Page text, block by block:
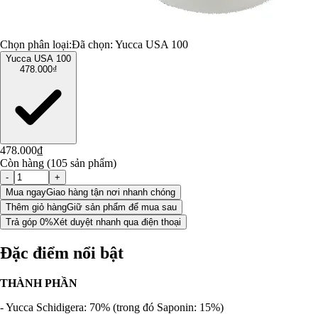
Chọn phân loại:Đã chọn: Yucca USA 100
Yucca USA 100
478.000₫
478.000₫
Còn hàng (105 sản phẩm)
-
+
Mua ngayGiao hàng tận nơi nhanh chóng
Thêm giỏ hàngGiữ sản phẩm để mua sau
Trả góp 0%Xét duyệt nhanh qua điện thoại
Đặc điểm nổi bật
THÀNH PHẦN
- Yucca Schidigera: 70% (trong đó Saponin: 15%)